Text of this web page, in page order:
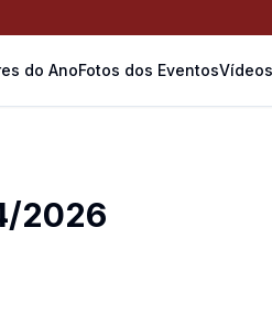
do AnoFotos dos EventosVídeos
2026